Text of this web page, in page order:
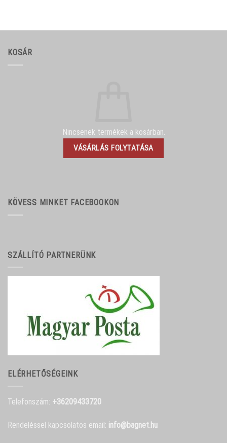
KOSÁR
Nincsenek termékek a kosárban.
VÁSÁRLÁS FOLYTATÁSA
KÖVESS MINKET FACEBOOKON
SZÁLLÍTÓ PARTNERÜNK
ELÉRHETŐSÉGEINK
Telefonszám: +36209433720
Rendeléssel kapcsolatos email: info@bagnet.hu